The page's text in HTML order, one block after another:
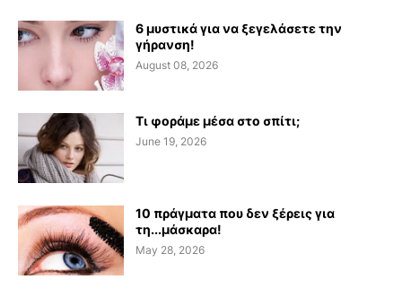
6 μυστικά για να ξεγελάσετε την
γήρανση!
August 08, 2026
Τι φοράμε μέσα στο σπίτι;
June 19, 2026
10 πράγματα που δεν ξέρεις για
τη...μάσκαρα!
May 28, 2026